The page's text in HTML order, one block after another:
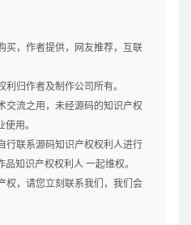
买，作者提供，网友推荐，互联
利归作者及制作公司所有。
交流之用，未经源码的知识产权
用。
行联系源码知识产权权利人进行
知识产权权利人 一起维权。
权，请您立刻联系我们，我们会